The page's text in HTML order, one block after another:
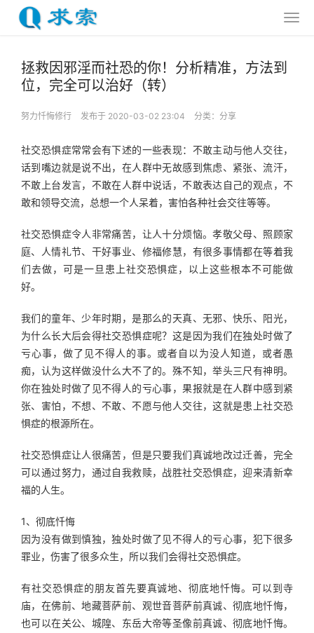
拯救因邪淫而社恐的你！分析精准，方法到
位，完全可以治好（转）
努力忏悔修行 发布于 2020-03-02 23:04 分类： 分享
社交恐惧症常常会有下述的一些表现：不敢主动与他人交往，
话到嘴边就是说不出，在人群中无故感到焦虑、紧张、流汗，
不敢上台发言，不敢在人群中说话，不敢表达自己的观点，不
敢和领导交流，总想一个人呆着，害怕各种社会交往等等。
社交恐惧症令人非常痛苦，让人十分烦恼。孝敬父母、照顾家
庭、人情礼节、干好事业、修福修慧，有很多事情都在等着我
们去做，可是一旦患上社交恐惧症，以上这些根本不可能做
好。
我们的童年、少年时期，是那么的天真、无邪、快乐、阳光，
为什么长大后会得社交恐惧症呢？这是因为我们在独处时做了
亏心事，做了见不得人的事。或者自以为没人知道，或者愚
痴，认为这样做没什么大不了的。殊不知，举头三尺有神明。
你在独处时做了见不得人的亏心事，果报就是在人群中感到紧
张、害怕，不想、不敢、不愿与他人交往，这就是患上社交恐
惧症的根源所在。
社交恐惧症让人很痛苦，但是只要我们真诚地改过迁善，完全
可以通过努力，通过自我救赎，战胜社交恐惧症，迎来清新幸
福的人生。
1、彻底忏悔
因为没有做到慎独，独处时做了见不得人的亏心事，犯下很多
罪业，伤害了很多众生，所以我们会得社交恐惧症。
有社交恐惧症的朋友首先要真诚地、彻底地忏悔。可以到寺
庙，在佛前、地藏菩萨前、观世音菩萨前真诚、彻底地忏悔，
也可以在关公、城隍、东岳大帝等圣像前真诚、彻底地忏悔。